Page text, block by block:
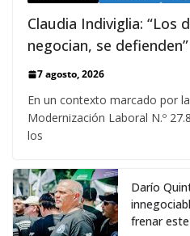
Claudia Indiviglia: “Los
negocian, se defienden”
7 agosto, 2026
En un contexto marcado por
Modernización Laboral N.º
los
Darío
frenar